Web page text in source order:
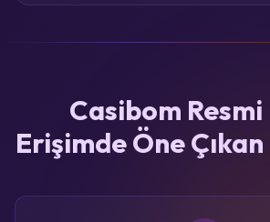
Casibom
Erişimde Öne